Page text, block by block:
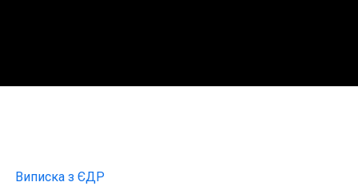
Виписка з ЄДР